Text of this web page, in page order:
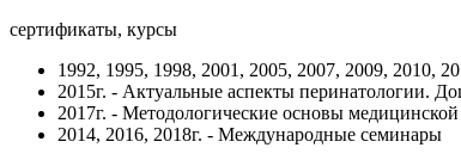
сертификаты, курсы
1992, 1995, 1998, 2001, 2005, 2007, 2009,
2015г. - Актуальные аспекты перинатологии.
2017г. - Методологические основы медицинской
2014, 2016, 2018г. - Международные семинары